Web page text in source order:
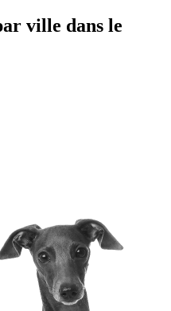
ville dans le